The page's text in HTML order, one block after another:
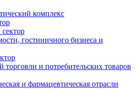
комплекс
гостиничного бизнеса и
торговли и потребительских товаров
и фармацевтическая отрасли